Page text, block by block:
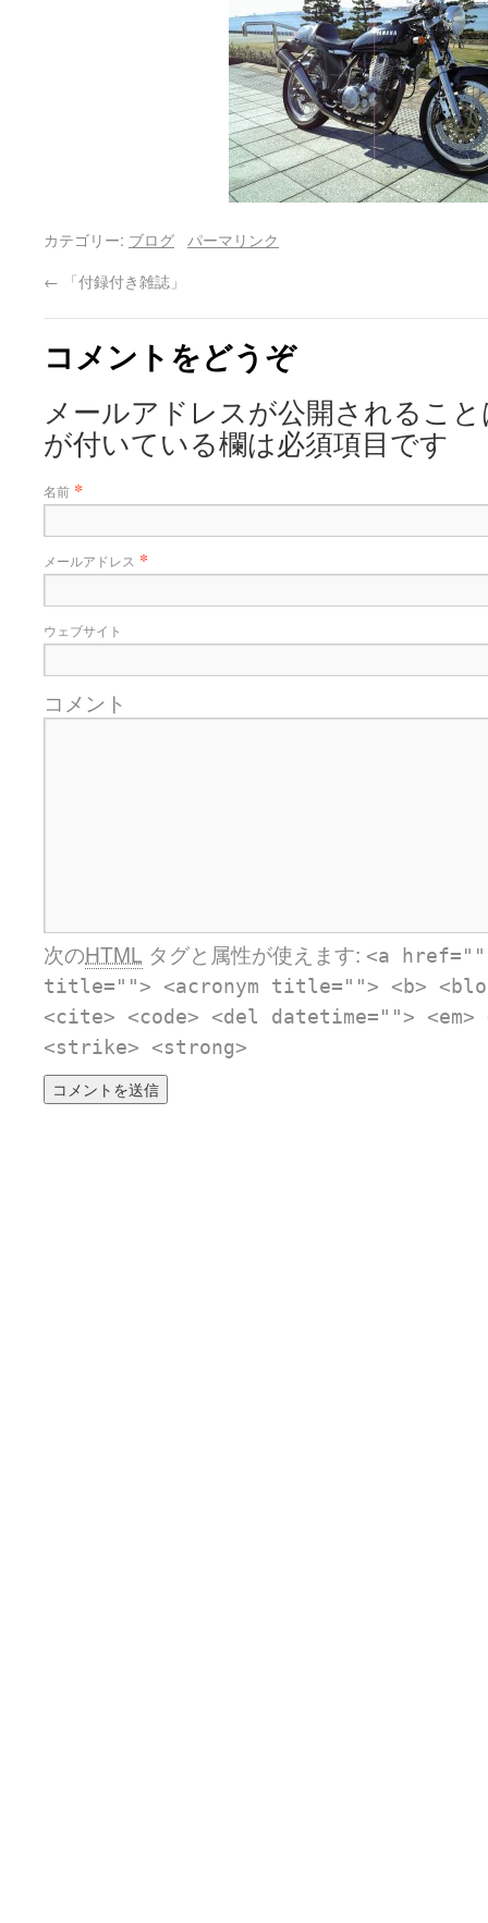
カテゴリー: ブログ
パーマリンク
← 「付録付き雑誌」
コメントをどうぞ
メールアドレスが公開されるこ
が付いている欄は必須項目です
名前 *
メールアドレス *
ウェブサイト
コメント
次のHTML タグと属性が使えます: <a
title=""> <acronym title=""> <b>
<cite> <code> <del datetime="">
<strike> <strong>